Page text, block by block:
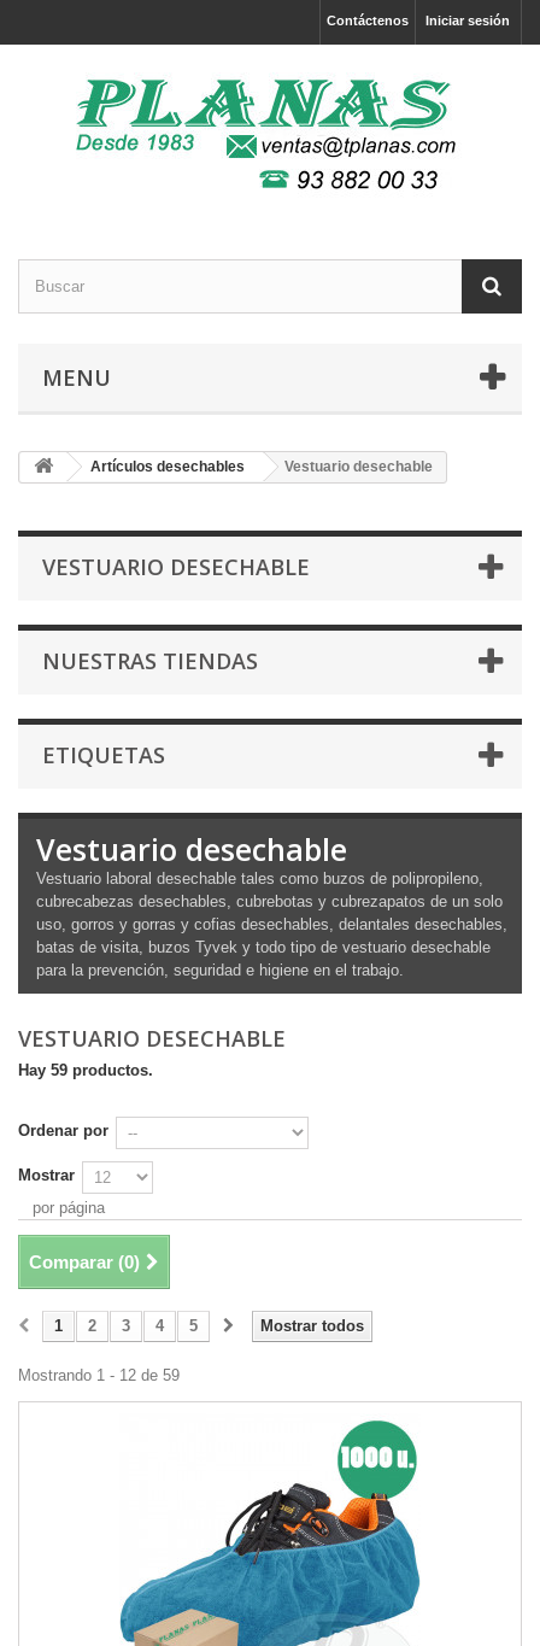
Iniciar sesión
Contáctenos
MENU
Artículos desechables Vestuario desechable
VESTUARIO DESECHABLE
NUESTRAS TIENDAS
ETIQUETAS
Vestuario desechable
Vestuario laboral desechable tales como buzos de polipropileno,
cubrecabezas desechables, cubrebotas y cubrezapatos de un solo
uso, gorros y gorras y cofias desechables, delantales desechables,
batas de visita, buzos Tyvek y todo tipo de vestuario desechable
para la prevención, seguridad e higiene en el trabajo.
VESTUARIO DESECHABLE
Hay 59 productos.
Ordenar por
Mostrar
por página
Comparar (0)
Mostrar todos
1 2 3 4 5
Mostrando 1 - 12 de 59